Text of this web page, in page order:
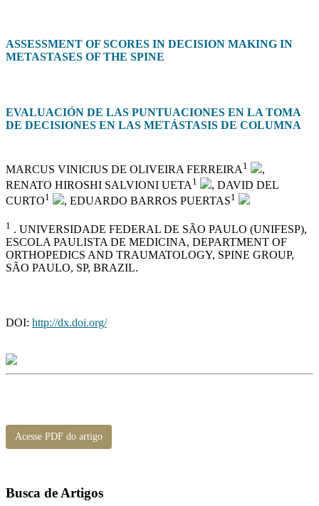
ASSESSMENT OF SCORES IN DECISION MAKING IN
METASTASES OF THE SPINE
EVALUACIÓN DE LAS PUNTUACIONES EN LA TOMA
DE DECISIONES EN LAS METÁSTASIS DE COLUMNA
MARCUS VINICIUS DE OLIVEIRA FERREIRA 1
,
RENATO HIROSHI SALVIONI UETA 1
, DAVID DEL
CURTO1 , EDUARDO BARROS PUERTAS1
1 . UNIVERSIDADE FEDERAL DE SÃO PAULO (UNIFESP),
ESCOLA PAULISTA DE MEDICINA, DEPARTMENT OF
ORTHOPEDICS AND TRAUMATOLOGY, SPINE GROUP,
SÃO PAULO, SP, BRAZIL.
DOI: http://dx.doi.org/
Acesse PDF do artigo
Busca de Artigos